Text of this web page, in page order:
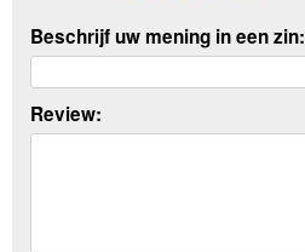
Beschrijf uw mening in een zin:
Review: